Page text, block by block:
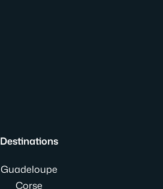
Destinations
Guadeloupe
Corse